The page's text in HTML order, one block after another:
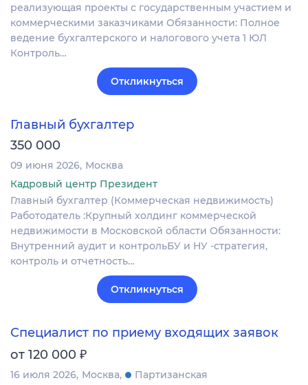
реализующая проекты с государственным участием и
коммерческими заказчиками Обязанности: Полное
ведение бухгалтерского и налогового учета 1 ЮЛ
Контроль…
Откликнуться
Главный бухгалтер
350 000
09 июня 2026 Москва
Кадровый центр Президент
Главный бухгалтер (Коммерческая недвижимость)
Работодатель :Крупный холдинг коммерческой
недвижимости в Московской области Обязанности:
Внутренний аудит и контрольБУ и НУ -стратегия,
контроль и отчетность…
Откликнуться
Специалист по приему входящих заявок
от 120 000 ₽
16 июля 2026 Москва
Партизанская